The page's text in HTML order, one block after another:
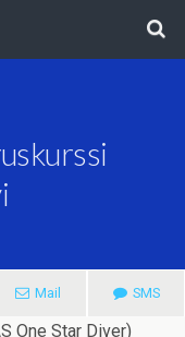
Mail SMS
One Star Diver)